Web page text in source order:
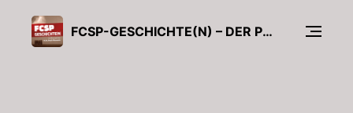
FCSP-GESCHICHTE(N) – DER PODCAST DES FC ST. PAULI-MUSEUMS